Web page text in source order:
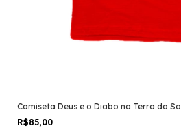
Camiseta Deus e o Diabo na Terra do Sol
R$85,00